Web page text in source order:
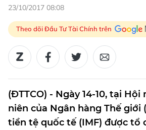
23/10/2017 08:08
Theo dõi Đầu Tư Tài Chính trên
(ĐTTCO) - Ngày 14-10, tại
niên của Ngân hàng Thế giới
tiền tệ quốc tế (IMF) được tổ